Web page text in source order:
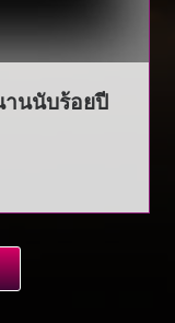
นนับร้อยปี